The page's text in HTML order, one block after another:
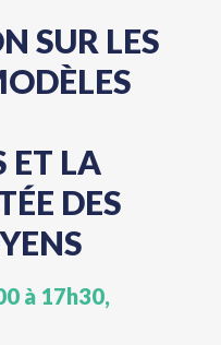
SUR LES
ET LA
DES
à 17h30,